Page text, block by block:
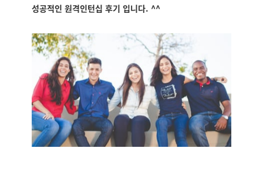
성공적인 원격인턴십 후기 입니다. ^^